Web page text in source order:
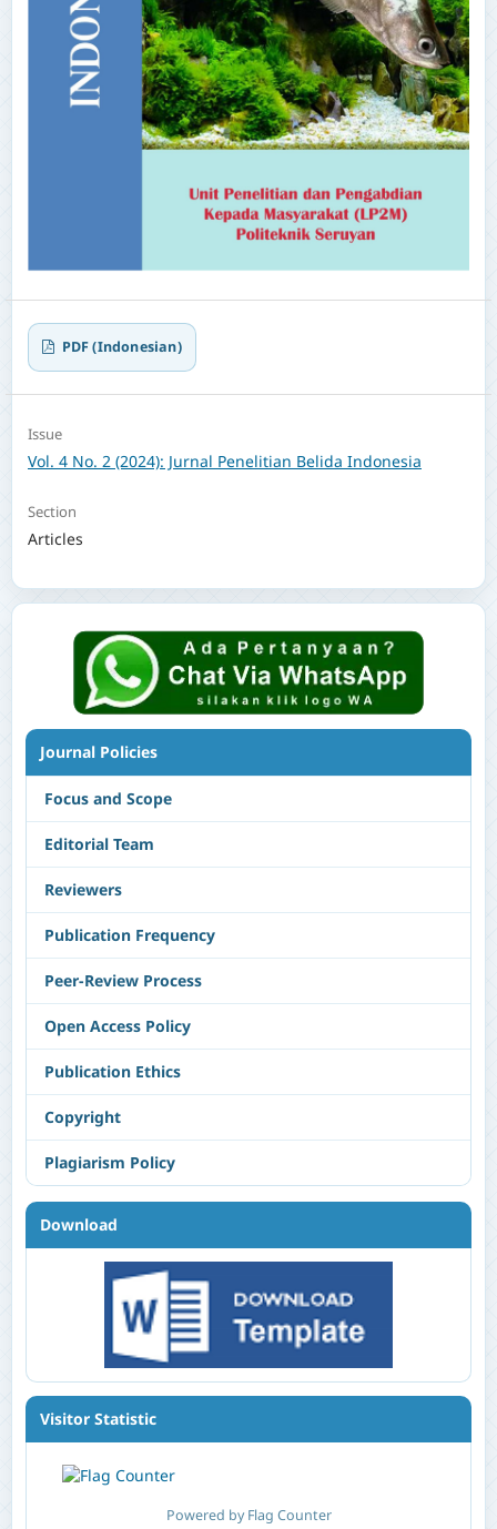
PDF (Indonesian)
Issue
Vol. 4 No. 2 (2024): Jurnal Penelitian Belida Indonesia
Section
Articles
Journal Policies
Focus and Scope
Editorial Team
Reviewers
Publication Frequency
Peer-Review Process
Open Access Policy
Publication Ethics
Copyright
Plagiarism Policy
Download
Visitor Statistic
Powered by Flag Counter